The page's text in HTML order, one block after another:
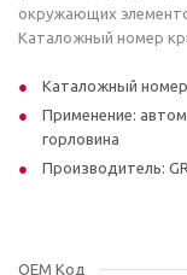
окружающих
Каталожный номер
Каталожный
Применение:
горловина
Производитель:
OEM Код